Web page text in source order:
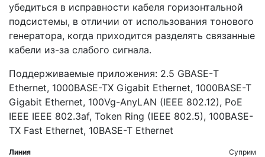
убедиться в исправности кабеля горизонтальной
подсистемы, в отличии от использования тонового
генератора, когда приходится разделять связанные
кабели из-за слабого сигнала.
Поддерживаемые приложения: 2.5 GBASE-Т
Ethernet, 1000BASE-TX Gigabit Ethernet, 1000BASE-T
Gigabit Ethernet, 100Vg-AnyLAN (IEEE 802.12), PoE
IEEE IEEE 802.3af, Token Ring (IEEE 802.5), 100BASE-
TX Fast Ethernet, 10BASE-T Ethernet
Линия Суприм